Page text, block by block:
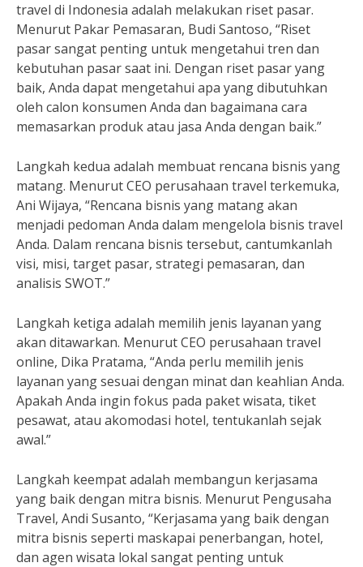
travel di Indonesia adalah melakukan riset pasar.
Menurut Pakar Pemasaran, Budi Santoso, “Riset
pasar sangat penting untuk mengetahui tren dan
kebutuhan pasar saat ini. Dengan riset pasar yang
baik, Anda dapat mengetahui apa yang dibutuhkan
oleh calon konsumen Anda dan bagaimana cara
memasarkan produk atau jasa Anda dengan baik.”
Langkah kedua adalah membuat rencana bisnis yang
matang. Menurut CEO perusahaan travel terkemuka,
Ani Wijaya, “Rencana bisnis yang matang akan
menjadi pedoman Anda dalam mengelola bisnis travel
Anda. Dalam rencana bisnis tersebut, cantumkanlah
visi, misi, target pasar, strategi pemasaran, dan
analisis SWOT.”
Langkah ketiga adalah memilih jenis layanan yang
akan ditawarkan. Menurut CEO perusahaan travel
online, Dika Pratama, “Anda perlu memilih jenis
layanan yang sesuai dengan minat dan keahlian Anda.
Apakah Anda ingin fokus pada paket wisata, tiket
pesawat, atau akomodasi hotel, tentukanlah sejak
awal.”
Langkah keempat adalah membangun kerjasama
yang baik dengan mitra bisnis. Menurut Pengusaha
Travel, Andi Susanto, “Kerjasama yang baik dengan
mitra bisnis seperti maskapai penerbangan, hotel,
dan agen wisata lokal sangat penting untuk